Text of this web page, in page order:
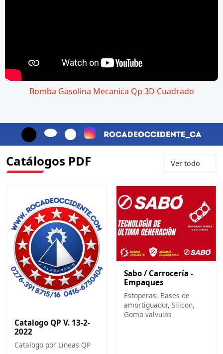
Bomba Gasolina Mecanica Qp 3D Cuadrado
rocadeoccidente_ca
Catálogos PDF Ver todo
Catalogo QP V. 13-2-
2022
Catalogo por Lineas QP
Sabo / Carrocería -
Empaques
Estoperas, Bases de
amortiguador, Silicon,
Goma valvulas